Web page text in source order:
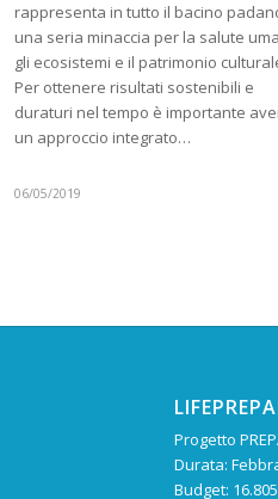
rappresenta in tutto il bacino
una seria minaccia per la salute
gli ecosistemi e il patrimonio
Per ottenere risultati sostenibili e
duraturi nel tempo è importante
un approccio integrato…
06/05/2019
Progetto
Durata:
Budget: